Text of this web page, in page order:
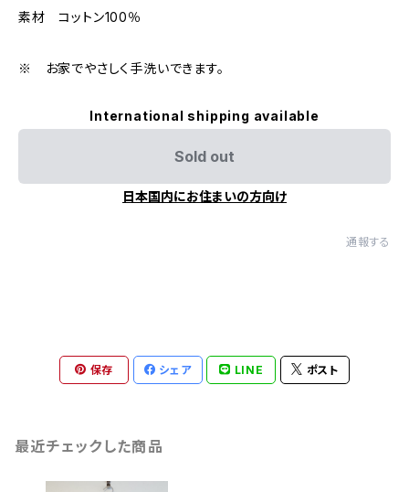
素材 コットン100％
※ お家でやさしく手洗いできます。
International shipping available
Sold out
日本国内にお住まいの方向け
通報する
保存 シェア LINE ポスト
最近チェックした商品